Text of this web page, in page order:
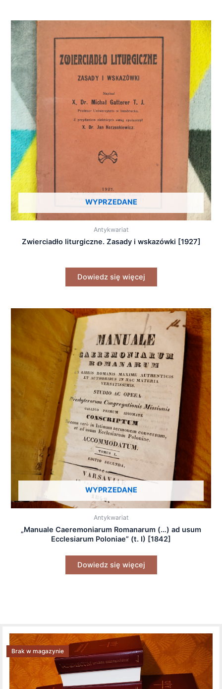
WYPRZEDANE
Antykwariat
Zwierciadło liturgiczne. Zasady i wskazówki [1927]
Dowiedz się więcej
WYPRZEDANE
Antykwariat
„Manuale Caeremoniarum Romanarum (…) ad usum
Ecclesiarum Poloniae” (t. I) [1842]
Dowiedz się więcej
Brak w magazynie